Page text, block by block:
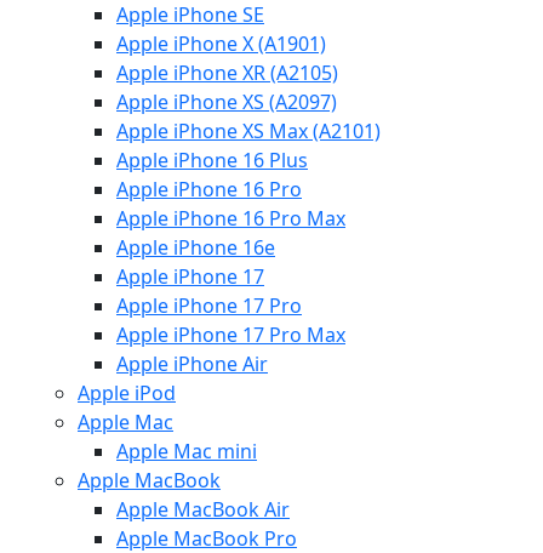
Apple iPhone SE
Apple iPhone X (A1901)
Apple iPhone XR (A2105)
Apple iPhone XS (A2097)
Apple iPhone XS Max (A2101)
Apple iPhone 16 Plus
Apple iPhone 16 Pro
Apple iPhone 16 Pro Max
Apple iPhone 16e
Apple iPhone 17
Apple iPhone 17 Pro
Apple iPhone 17 Pro Max
Apple iPhone Air
Apple iPod
Apple Mac
Apple Mac mini
Apple MacBook
Apple MacBook Air
Apple MacBook Pro